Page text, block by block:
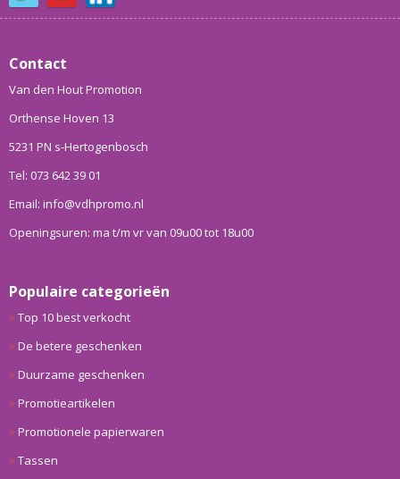
Contact
Van den Hout Promotion
Orthense Hoven 13
5231 PN s-Hertogenbosch
Tel: 073 642 39 01
Email: info@vdhpromo.nl
Openingsuren: ma t/m vr van 09u00 tot 18u00
Populaire categorieën
Top 10 best verkocht
De betere geschenken
Duurzame geschenken
Promotieartikelen
Promotionele papierwaren
Tassen